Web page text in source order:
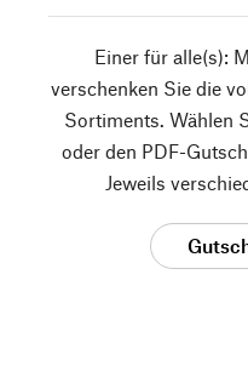
Einer für alle(s):
verschenken Sie die
Sortiments. Wählen
oder den PDF-
Jeweils